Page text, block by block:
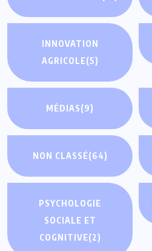
INNOVATION
AGRICOLE(5)
MÉDIAS(9)
NON CLASSÉ(64)
PSYCHOLOGIE
SOCIALE ET
COGNITIVE(2)